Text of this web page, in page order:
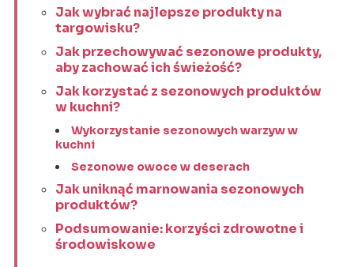
Jak wybrać najlepsze produkty na
targowisku?
Jak przechowywać sezonowe produkty,
aby zachować ich świeżość?
Jak korzystać z sezonowych produktów
w kuchni?
Wykorzystanie sezonowych warzyw w
kuchni
Sezonowe owoce w deserach
Jak uniknąć marnowania sezonowych
produktów?
Podsumowanie: korzyści zdrowotne i
środowiskowe